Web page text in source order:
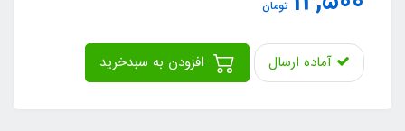
تومان
آماده ارسال